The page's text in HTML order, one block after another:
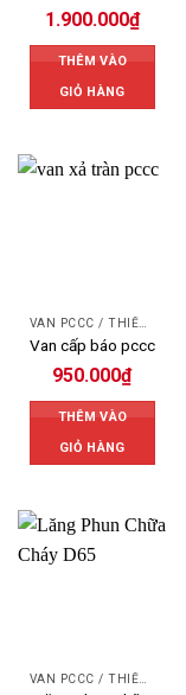
1.900.000₫
THÊM VÀO
GIỎ HÀNG
VAN PCCC / THIẾT BỊ PCCC
Van cấp báo pccc
950.000₫
THÊM VÀO
GIỎ HÀNG